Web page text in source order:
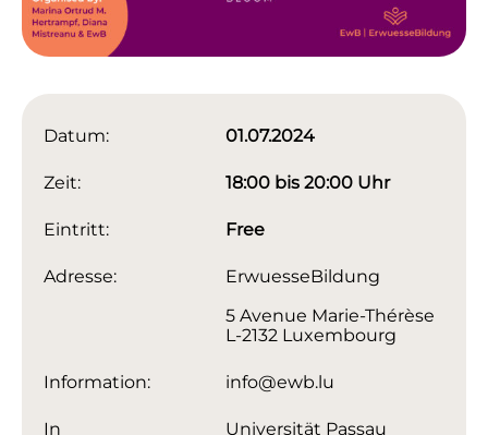
Datum: 01.07.2024
Zeit: 18:00 bis 20:00 Uhr
Eintritt: Free
Adresse:
ErwuesseBildung
5 Avenue Marie-Thérèse
L-2132 Luxembourg
Information: info@ewb.lu
In
Universität Passau